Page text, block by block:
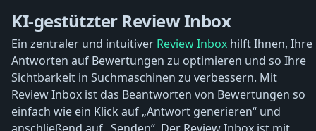
KI-gestützter Review Inbox
Ein zentraler und intuitiver Review Inbox hilft Ihnen, Ihre
Antworten auf Bewertungen zu optimieren und so Ihre
Sichtbarkeit in Suchmaschinen zu verbessern. Mit
Review Inbox ist das Beantworten von Bewertungen so
einfach wie ein Klick auf „Antwort generieren“ und